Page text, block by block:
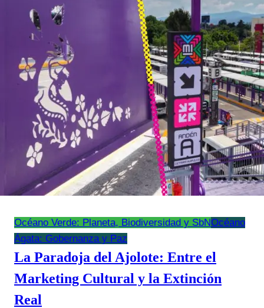
Océano Verde: Planeta, Biodiversidad y SbNOcéano
Ágata: Gobernanza y Paz
La Paradoja del Ajolote: Entre el
Marketing Cultural y la Extinción
Real